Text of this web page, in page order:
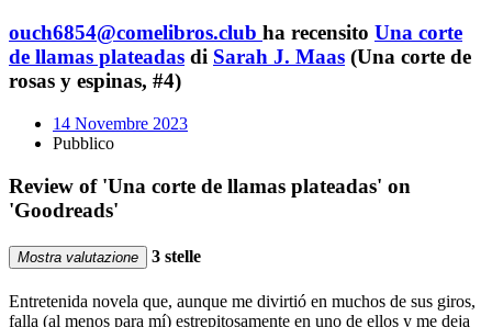
ouch6854@comelibros.club ha recensito Una corte
de llamas plateadas di Sarah J. Maas (Una corte de
rosas y espinas, #4)
14 Novembre 2023
Pubblico
Review of 'Una corte de llamas plateadas' on
'Goodreads'
Mostra valutazione 3 stelle
Entretenida novela que, aunque me divirtió en muchos de sus giros,
falla (al menos para mí) estrepitosamente en uno de ellos y me deja